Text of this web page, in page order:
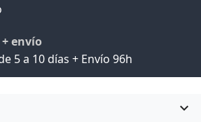
envío
5 a 10 días + Envío 96h
